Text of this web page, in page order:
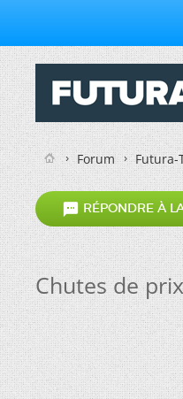
Forum
 RÉPONDRE À
Chutes de